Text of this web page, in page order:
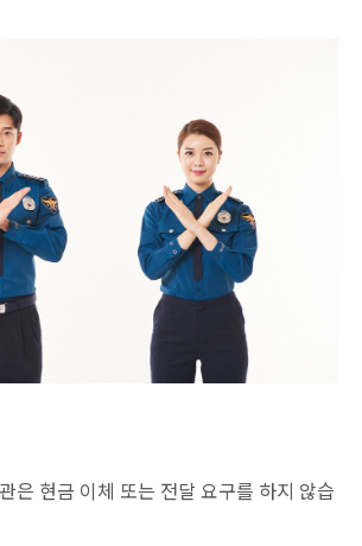
은 현금 이체 또는 전달 요구를 하지 않습